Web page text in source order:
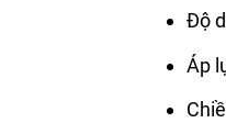
Độ
Áp